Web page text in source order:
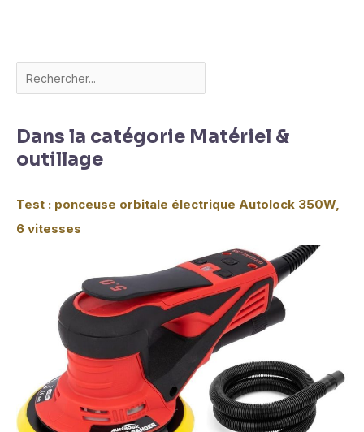
Dans la catégorie Matériel &
outillage
Test : ponceuse orbitale électrique Autolock 350W,
6 vitesses